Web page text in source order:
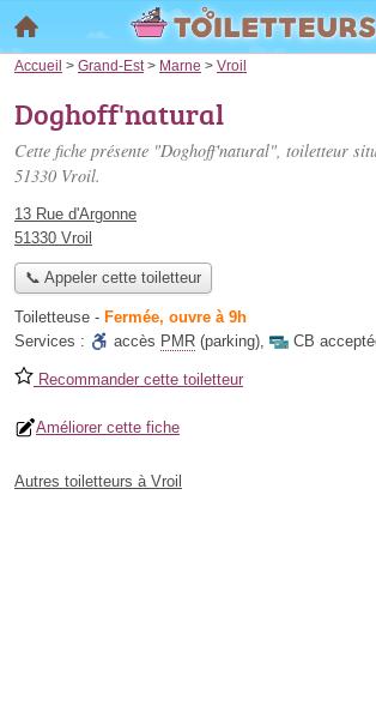
Accueil > Grand-Est > Marne > Vroil
Doghoff'natural
Cette fiche présente "Doghoff'natural", toiletteur
51330 Vroil.
13 Rue d'Argonne
51330 Vroil
📞 Appeler cette toiletteur
Toiletteuse - Fermée, ouvre à 9h
Services :
accès PMR (parking), CB
Recommander cette toiletteur
Améliorer cette fiche
Autres toiletteurs à Vroil